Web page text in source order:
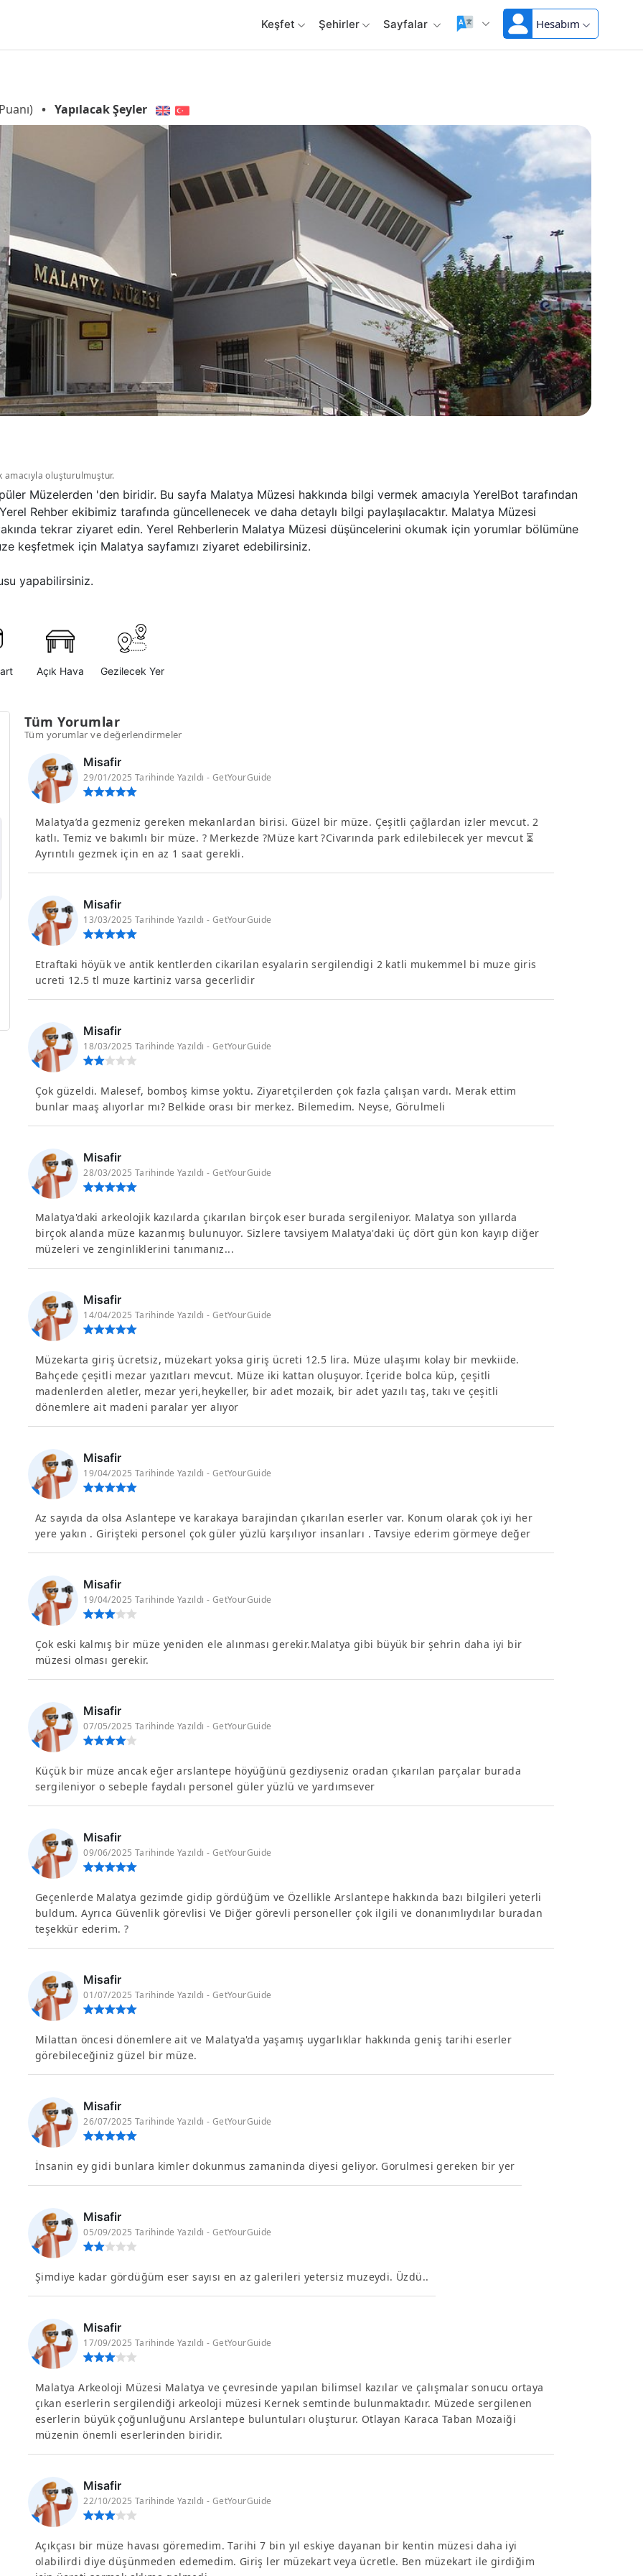
Keşfet Şehirler Sayfalar Hesabım
• Yapılacak Şeyler
oluşturulmuştur.
Müzelerden 'den biridir. Bu sayfa Malatya Müzesi hakkında bilgi vermek amacıyla YerelBot tarafından
Rehber ekibimiz tarafında güncellenecek ve daha detaylı bilgi paylaşılacaktır. Malatya Müzesi
tekrar ziyaret edin. Yerel Rehberlerin Malatya Müzesi düşüncelerini okumak için yorumlar bölümüne
keşfetmek için Malatya sayfamızı ziyaret edebilirsiniz.
yapabilirsiniz.
Açık Hava Gezilecek Yer
Tüm Yorumlar
Tüm yorumlar ve değerlendirmeler
Misafir
29/01/2025 Tarihinde Yazıldı - GetYourGuide
Malatya’da gezmeniz gereken mekanlardan birisi. Güzel bir müze. Çeşitli çağlardan izler mevcut. 2
katlı. Temiz ve bakımlı bir müze. ? Merkezde ?Müze kart ?️Civarında park edilebilecek yer mevcut ⏳
Ayrıntılı gezmek için en az 1 saat gerekli.
Misafir
13/03/2025 Tarihinde Yazıldı - GetYourGuide
Etraftaki höyük ve antik kentlerden cikarilan esyalarin sergilendigi 2 katli mukemmel bi muze giris
ucreti 12.5 tl muze kartiniz varsa gecerlidir
Misafir
18/03/2025 Tarihinde Yazıldı - GetYourGuide
Çok güzeldi. Malesef, bomboş kimse yoktu. Ziyaretçilerden çok fazla çalışan vardı. Merak ettim
bunlar maaş alıyorlar mı? Belkide orası bir merkez. Bilemedim. Neyse, Görulmeli
Misafir
28/03/2025 Tarihinde Yazıldı - GetYourGuide
Malatya'daki arkeolojik kazılarda çıkarılan birçok eser burada sergileniyor. Malatya son yıllarda
birçok alanda müze kazanmış bulunuyor. Sizlere tavsiyem Malatya'daki üç dört gün kon kayıp diğer
müzeleri ve zenginliklerini tanımanız...
Misafir
14/04/2025 Tarihinde Yazıldı - GetYourGuide
Müzekarta giriş ücretsiz, müzekart yoksa giriş ücreti 12.5 lira. Müze ulaşımı kolay bir mevkiide.
Bahçede çeşitli mezar yazıtları mevcut. Müze iki kattan oluşuyor. İçeride bolca küp, çeşitli
madenlerden aletler, mezar yeri,heykeller, bir adet mozaik, bir adet yazılı taş, takı ve çeşitli
dönemlere ait madeni paralar yer alıyor
Misafir
19/04/2025 Tarihinde Yazıldı - GetYourGuide
Az sayıda da olsa Aslantepe ve karakaya barajindan çıkarılan eserler var. Konum olarak çok iyi her
yere yakın . Girişteki personel çok güler yüzlü karşılıyor insanları . Tavsiye ederim görmeye değer
Misafir
19/04/2025 Tarihinde Yazıldı - GetYourGuide
Çok eski kalmış bir müze yeniden ele alınması gerekir.Malatya gibi büyük bir şehrin daha iyi bir
müzesi olması gerekir.
Misafir
07/05/2025 Tarihinde Yazıldı - GetYourGuide
Küçük bir müze ancak eğer arslantepe höyüğünü gezdiyseniz oradan çıkarılan parçalar burada
sergileniyor o sebeple faydalı personel güler yüzlü ve yardımsever
Misafir
09/06/2025 Tarihinde Yazıldı - GetYourGuide
Geçenlerde Malatya gezimde gidip gördüğüm ve Özellikle Arslantepe hakkında bazı bilgileri yeterli
buldum. Ayrıca Güvenlik görevlisi Ve Diğer görevli personeller çok ilgili ve donanımlıydılar buradan
teşekkür ederim. ?
Misafir
01/07/2025 Tarihinde Yazıldı - GetYourGuide
Milattan öncesi dönemlere ait ve Malatya'da yaşamış uygarlıklar hakkında geniş tarihi eserler
görebileceğiniz güzel bir müze.
Misafir
26/07/2025 Tarihinde Yazıldı - GetYourGuide
İnsanin ey gidi bunlara kimler dokunmus zamaninda diyesi geliyor. Gorulmesi gereken bir yer
Misafir
05/09/2025 Tarihinde Yazıldı - GetYourGuide
Şimdiye kadar gördüğüm eser sayısı en az galerileri yetersiz muzeydi. Üzdü..
Misafir
17/09/2025 Tarihinde Yazıldı - GetYourGuide
Malatya Arkeoloji Müzesi Malatya ve çevresinde yapılan bilimsel kazılar ve çalışmalar sonucu ortaya
çıkan eserlerin sergilendiği arkeoloji müzesi Kernek semtinde bulunmaktadır. Müzede sergilenen
eserlerin büyük çoğunluğunu Arslantepe buluntuları oluşturur. Otlayan Karaca Taban Mozaiği
müzenin önemli eserlerinden biridir.
Misafir
22/10/2025 Tarihinde Yazıldı - GetYourGuide
Açıkçası bir müze havası göremedim. Tarihi 7 bin yıl eskiye dayanan bir kentin müzesi daha iyi
olabilirdi diye düşünmeden edemedim. Giriş ler müzekart veya ücretle. Ben müzekart ile girdiğim